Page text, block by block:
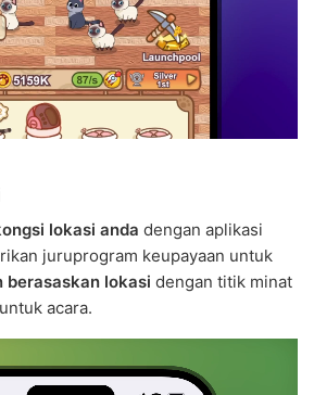
lokasi anda dengan aplikasi
juruprogram keupayaan untuk
berasaskan lokasi dengan titik minat
untuk acara.